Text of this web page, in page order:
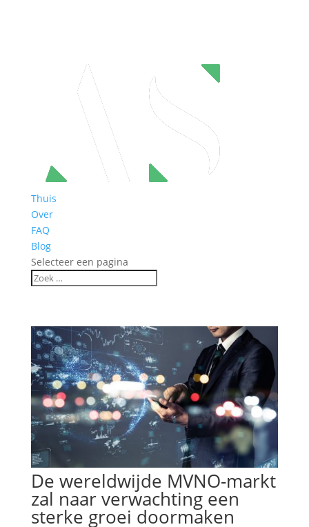
Thuis
Over
FAQ
Blog
Selecteer een pagina
De wereldwijde MVNO-markt
zal naar verwachting een
sterke groei doormaken